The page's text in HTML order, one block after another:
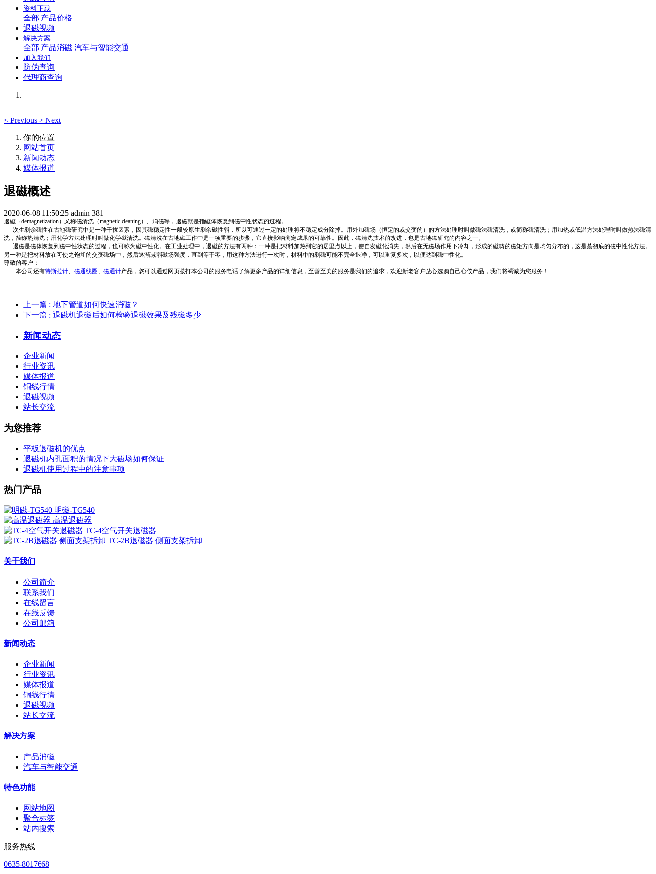
资料下载
全部 产品价格
退磁视频
解决方案
全部 产品消磁 汽车与智能交通
加入我们
防伪查询
代理商查询
< Previous > Next
你的位置
网站首页
新闻动态
媒体报道
退磁概述
2020-06-08 11:50:25 admin 381
退磁（demagnetization）又称磁清洗（magnetic cleaning）、消磁等，退磁就是指磁体恢复到磁中性状态的过程。
次生剩余磁性在古地磁研究中是一种干扰因素，因其磁稳定性一般较原生剩余磁性弱，所以可通过一定的处理将不稳定成分除掉。用外加磁场（恒定的或交变的）的方法处理时叫做磁法磁清洗，或简称磁清洗；用加热或低温方法处理时叫做热法磁清
洗，简称热清洗；用化学方法处理时叫做化学磁清洗。磁清洗在古地磁工作中是一项重要的步骤，它直接影响测定成果的可靠性。因此，磁清洗技术的改进，也是古地磁研究的内容之一。
退磁是磁体恢复到磁中性状态的过程，也可称为磁中性化。在工业处理中，退磁的方法有两种：一种是把材料加热到它的居里点以上，使自发磁化消失，然后在无磁场作用下冷却，形成的磁畴的磁矩方向是均匀分布的，这是蕞彻底的磁中性化方法。
另一种是把材料放在可使之饱和的交变磁场中，然后逐渐减弱磁场强度，直到等于零，用这种方法进行一次时，材料中的剩磁可能不完全退净，可以重复多次，以便达到磁中性化。
尊敬的客户：
本公司还有特斯拉计、 磁通线圈、 磁通计产品，您可以通过网页拨打本公司的服务电话了解更多产品的详细信息，至善至美的服务是我们的追求，欢迎新老客户放心选购自己心仪产品，我们将竭诚为您服务！
上一篇 : 地下管道如何快速消磁？
下一篇 : 退磁机退磁后如何检验退磁效果及残磁多少
新闻动态
企业新闻
行业资讯
媒体报道
铜线行情
退磁视频
站长交流
为您推荐
平板退磁机的优点
退磁机内孔面积的情况下大磁场如何保证
退磁机使用过程中的注意事项
热门产品
明磁-TG540
高温退磁器
TC-4空气开关退磁器
TC-2B退磁器 侧面支架拆卸
关于我们
公司简介
联系我们
在线留言
在线反馈
公司邮箱
新闻动态
企业新闻
行业资讯
媒体报道
铜线行情
退磁视频
站长交流
解决方案
产品消磁
汽车与智能交通
特色功能
网站地图
聚合标签
站内搜索
服务热线
0635-8017668